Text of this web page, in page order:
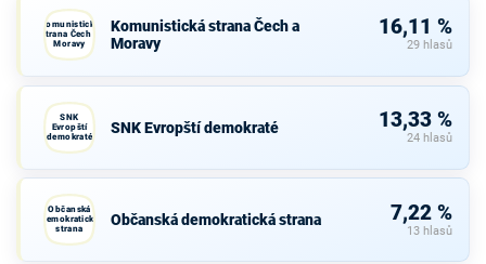
Komunistická
strana Čech a
Moravy
Komunistická strana Čech a
Moravy
16,11 %
29 hlasů
SNK
Evropští
demokraté
SNK Evropští demokraté 13,33 %
24 hlasů
Občanská
demokratická
strana
Občanská demokratická strana 7,22 %
13 hlasů